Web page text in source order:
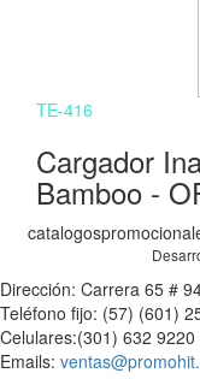
TE-416
Cargador
Bamboo -
Dirección: Carrera 65 #
Teléfono fijo: (57) (601)
Celulares:(301) 632
Emails: